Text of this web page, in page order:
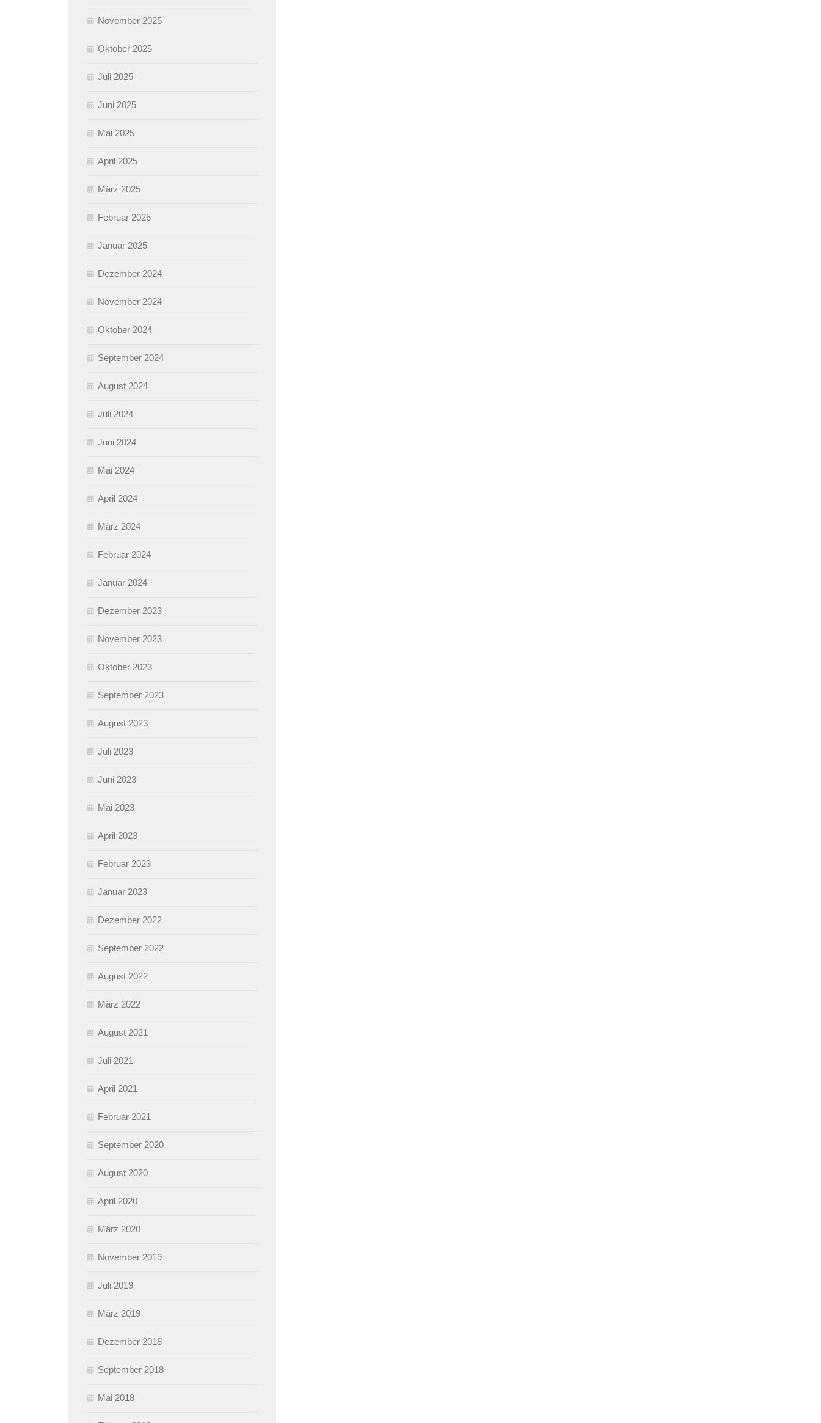
November 2025
Oktober 2025
Juli 2025
Juni 2025
Mai 2025
April 2025
März 2025
Februar 2025
Januar 2025
Dezember 2024
November 2024
Oktober 2024
September 2024
August 2024
Juli 2024
Juni 2024
Mai 2024
April 2024
März 2024
Februar 2024
Januar 2024
Dezember 2023
November 2023
Oktober 2023
September 2023
August 2023
Juli 2023
Juni 2023
Mai 2023
April 2023
Februar 2023
Januar 2023
Dezember 2022
September 2022
August 2022
März 2022
August 2021
Juli 2021
April 2021
Februar 2021
September 2020
August 2020
April 2020
März 2020
November 2019
Juli 2019
März 2019
Dezember 2018
September 2018
Mai 2018